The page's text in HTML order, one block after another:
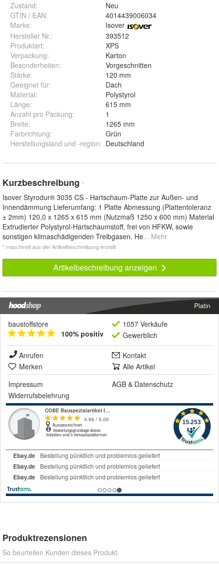
Zustand:
Neu
GTIN / EAN:
4014439006034
Marke:
Isover
Hersteller Nr.:
393512
Produktart:
XPS
Verpackung:
Karton
Besonderheiten:
Vorgeschnitten
Stärke:
120 mm
Geeignet für:
Dach
Material:
Polystyrol
Länge:
615 mm
Anzahl pro Packung:
1
Breite:
1265 mm
Farbrichtung:
Grün
Herstellungsland und -region: Deutschland
Kurzbeschreibung *
Isover Styrodur® 3035 CS - Hartschaum-Platte zur Außen- und
Innendämmung Lieferumfang: 1 Platte Abmessung (Plattentoleranz
± 2mm) 120,0 x 1265 x 615 mm (Nutzmaß 1250 x 600 mm) Material
Extrudierter Polystyrol-Hartschaumstoff, frei von HFKW, sowie
sonstigen klimaschädigenden Treibgasen. He... Mehr
* maschinell aus der Artikelbeschreibung erstellt
Artikelbeschreibung anzeigen
Platin
baustoffstore
100% positiv
1057 Verkäufe
Gewerblich
Anrufen
Kontakt
Merken
Alle Artikel
Impressum
AGB & Datenschutz
Widerrufsbelehrung
Produktrezensionen
So beurteilen Kunden dieses Produkt.